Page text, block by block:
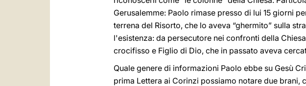
Gerusalemme: Paolo rimase presso di lui 15 giorni
terrena del Risorto, che lo aveva “ghermito” sulla
l'esistenza: da persecutore nei confronti della
crocifisso e Figlio di Dio, che in passato aveva
Quale genere di informazioni Paolo ebbe su Gesù
prima Lettera ai Corinzi possiamo notare due brani,